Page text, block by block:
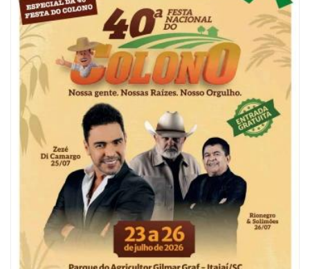
06/08/2026 | 10:04
Ação oferece testes rápidos para HIV, sífilis e hepatites nesta quinta (6) e
sexta-feira (7)